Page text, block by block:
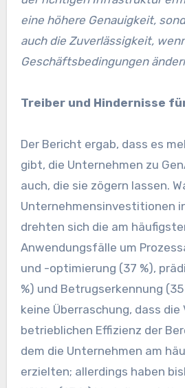
eine höhere Genauigkeit,
auch die Zuverlässigkeit,
Geschäftsbedingungen
Treiber und Hindernisse
Der Bericht ergab, dass es
gibt, die Unternehmen zu
auch, die sie zögern lassen.
Unternehmensinvestitionen
drehten sich die am
Anwendungsfälle um
und -optimierung (37 %),
%) und Betrugserkennung
keine Überraschung, dass die
betrieblichen Effizienz der
dem die Unternehmen am
erzielten; allerdings haben